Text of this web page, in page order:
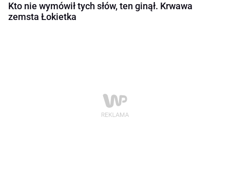
Kto nie wymówił tych słów, ten ginął. Krwawa
zemsta Łokietka